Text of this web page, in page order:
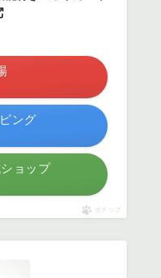
ング
ョップ
ポチップ